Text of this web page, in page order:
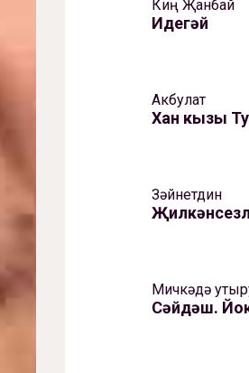
Киң Җанбай
Идегәй
Акбулат
Хан кызы
Зәйнетдин
Мичкәдә
Сәйдәш.